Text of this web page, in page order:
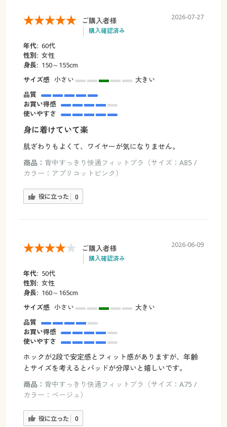
ご購入者様
購入確認済み
2026-07-27
年代: 60代
性別: 女性
身長: 150～155cm
サイズ感 小さい
大きい
品質
お買い得感
使いやすさ
身に着けていて楽
肌ざわりもよくて、ワイヤーが気になりません。
商品： 背中すっきり快適フィットブラ（サイズ：A85 /
カラー：アプリコットピンク）
役に立った 0
ご購入者様
購入確認済み
2026-06-09
年代: 50代
性別: 女性
身長: 160～165cm
サイズ感 小さい
大きい
品質
お買い得感
使いやすさ
ホックが2段で安定感とフィット感がありますが、年齢
とサイズを考えるとパッドが分厚いと嬉しいです。
商品： 背中すっきり快適フィットブラ（サイズ：A75 /
カラー：ベージュ）
役に立った 0